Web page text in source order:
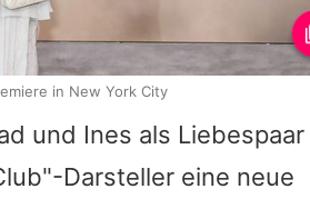
und Ines als Liebespaar
Darsteller eine neue
in New York City